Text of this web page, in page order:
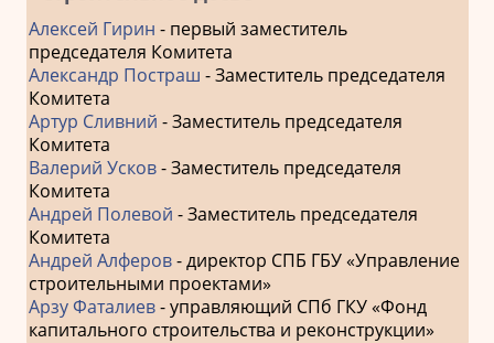
Алексей Гирин - первый заместитель
председателя Комитета
Александр Постраш - Заместитель председателя
Комитета
Артур Сливний - Заместитель председателя
Комитета
Валерий Усков- Заместитель председателя
Комитета
Андрей Полевой - Заместитель председателя
Комитета
Андрей Алферов- директор СПБ ГБУ «Управление
строительными проектами»
Арзу Фаталиев- управляющий СПб ГКУ «Фонд
капитального строительства и реконструкции»